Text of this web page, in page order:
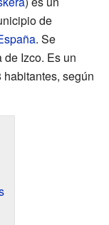
de
. Se
Izco. Es un
según